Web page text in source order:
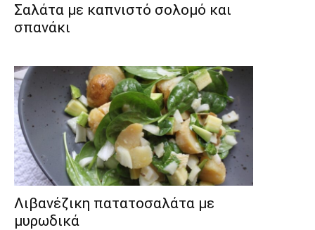
Σαλάτα με καπνιστό σολομό και
σπανάκι
Λιβανέζικη πατατοσαλάτα με
μυρωδικά